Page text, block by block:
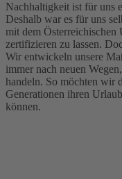
Nachhaltigkeit ist für uns
Deshalb war es für uns
mit dem
zertifizieren zu lassen.
Wir entwickeln unsere
immer nach neuen
handeln. So möchten wir
Generationen ihren
können.